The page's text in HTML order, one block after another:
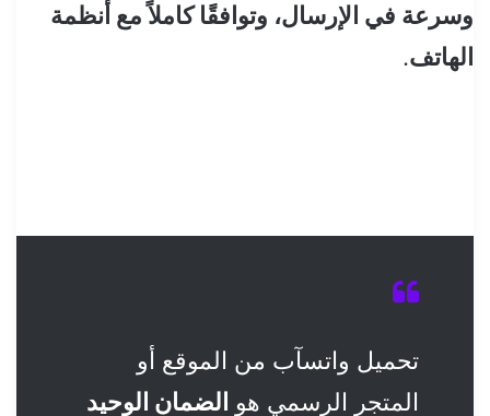
وسرعة في الإرسال، وتوافقًا كاملاً مع أنظمة
الهاتف.
تحميل واتسآب من الموقع أو
المتجر الرسمي هو الضمان الوحيد